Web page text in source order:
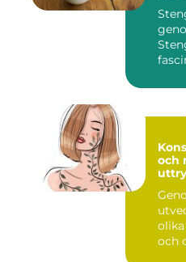
och
och